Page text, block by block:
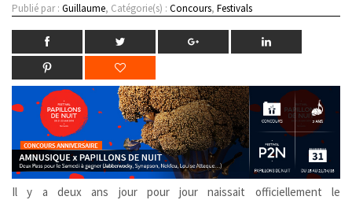
Publié par : Guillaume, Catégorie(s) : Concours, Festivals
Il y a deux ans jour pour jour naissait officiellement le